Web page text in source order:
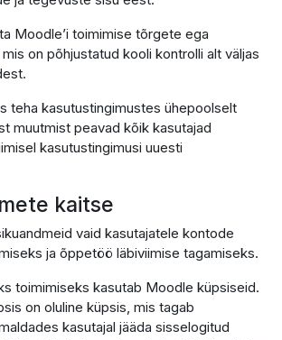
Moodle’i toimimise tõrgete ega
on põhjustatud kooli kontrolli alt väljas
teha kasutustingimustes ühepoolselt
muutmist peavad kõik kasutajad
kasutustingimusi uuesti
kaitse
vaid kasutajatele kontode
ja õppetöö läbiviimise tagamiseks.
toimimiseks kasutab Moodle küpsiseid.
on oluline küpsis, mis tagab
kasutajal jääda sisselogitud